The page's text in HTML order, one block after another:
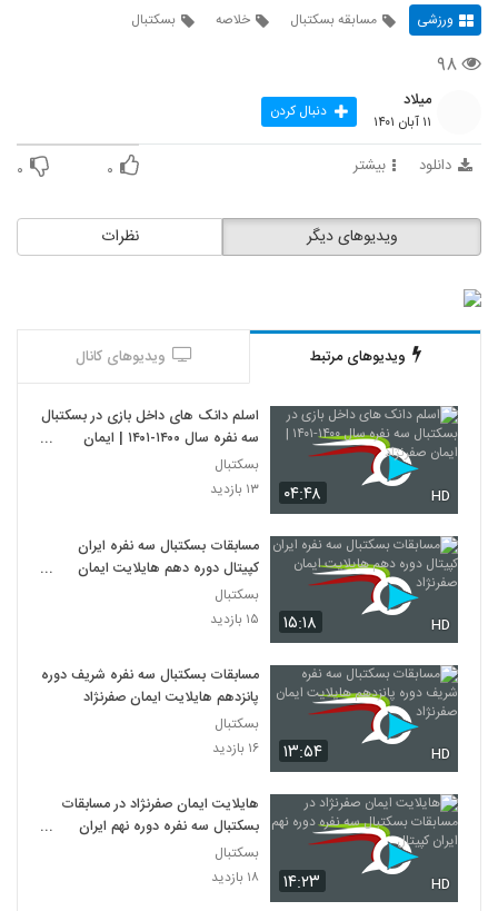
ورزشی مسابقه بسکتبال خلاصه بسکتبال
۹۸
میلاد
۱۱ آبان ۱۴۰۱ دنبال کردن
دانلود بیشتر ۰ ۰
نظرات ویدیوهای دیگر
ویدیوهای مرتبط ویدیوهای کانال
۰۴:۴۸ HD
اسلم دانک های داخل بازی در بسکتبال
سه نفره سال ۱۴۰۰-۱۴۰۱ | ایمان
صفرنژاد
بسکتبال
۱۳ بازدید
۱۵:۱۸ HD
مسابقات بسکتبال سه نفره ایران
کپیتال دوره دهم هایلایت ایمان
صفرنژاد
بسکتبال
۱۵ بازدید
۱۳:۵۴ HD
مسابقات بسکتبال سه نفره شریف دوره
پانزدهم هایلایت ایمان صفرنژاد
بسکتبال
۱۶ بازدید
۱۴:۲۳ HD
هایلایت ایمان صفرنژاد در مسابقات
بسکتبال سه نفره دوره نهم ایران
کپیتال
بسکتبال
۱۸ بازدید